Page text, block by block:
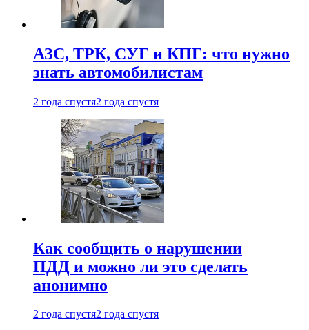
АЗС, ТРК, СУГ и КПГ: что нужно
знать автомобилистам
2 года спустя2 года спустя
Как сообщить о нарушении
ПДД и можно ли это сделать
анонимно
2 года спустя2 года спустя